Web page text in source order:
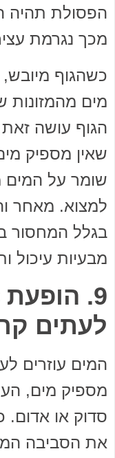
הפסולת תהיה
מכך נגרמת
כשהגוף
מים מהמזונות
הגוף עושה זאת
שאין מספיק
שומר על המים
למצוא. מאחר
בגלל המחסור
מבעיות עיכול
9.
לעתים
המים עוזרים
מספיק מים,
סדוק או אדום.
את הסביבה